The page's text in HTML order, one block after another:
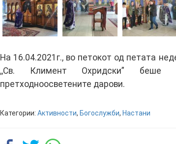
На 16.04.2021г., во петокот од петата
,,Св. Климент Охридски” беше
претходноосветените дарови.
Категории: Активности, Богослужби, Настани